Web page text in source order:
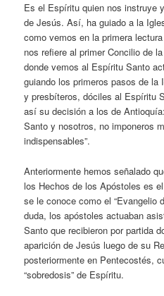
Es el Espíritu quien nos instruye
de Jesús. Así, ha guiado a la
como vemos en la primera
nos refiere al primer Concilio de
donde vemos al Espíritu Santo
guiando los primeros pasos de
y presbíteros, dóciles al Espíritu
así su decisión a los de
Santo y nosotros, no imponeros
indispensables”.
Anteriormente hemos señalado
los Hechos de los Apóstoles es
se le conoce como el “Evangelio
duda, los apóstoles actuaban
Santo que recibieron por partida
aparición de Jesús luego de su
posteriormente en Pentecostés,
“sobredosis” de Espíritu.